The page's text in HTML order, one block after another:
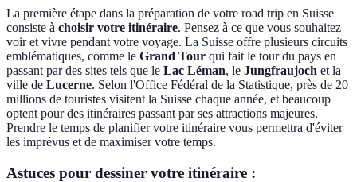
La première étape dans la préparation de votre road trip en Suisse
consiste à choisir votre itinéraire. Pensez à ce que vous souhaitez
voir et vivre pendant votre voyage. La Suisse offre plusieurs circuits
emblématiques, comme le Grand Tour qui fait le tour du pays en
passant par des sites tels que le Lac Léman, le Jungfraujoch et la
ville de Lucerne. Selon l'Office Fédéral de la Statistique, près de 20
millions de touristes visitent la Suisse chaque année, et beaucoup
optent pour des itinéraires passant par ses attractions majeures.
Prendre le temps de planifier votre itinéraire vous permettra d'éviter
les imprévus et de maximiser votre temps.
Astuces pour dessiner votre itinéraire :